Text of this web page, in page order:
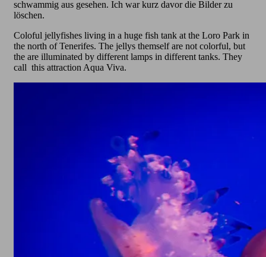
schwammig aus gesehen. Ich war kurz davor die Bilder zu
löschen.
Coloful jellyfishes living in a huge fish tank at the Loro Park in
the north of Tenerifes. The jellys themself are not colorful, but
the are illuminated by different lamps in different tanks. They
call this attraction Aqua Viva.